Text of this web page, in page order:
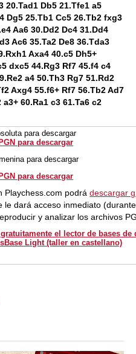
20.Tad1 Db5 21.Tfe1 a5
Dg5 25.Tb1 Cc5 26.Tb2 fxg3
Aa6 30.Dd2 Dc4 31.Dd4
Ac6 35.Ta2 De8 36.Tda3
Axa4 40.c5 Dh5+
dxc5 44.Rg3 Rf7 45.f4 c4
a4 50.Th3 Rg7 51.Rd2
Axg4 55.f6+ Rf7 56.Tb2 Ad7
60.Ra1 c3 61.Ta6 c2
para descargar
para descargar
para descargar
para descargar
Playchess.com podrádescargar
le dará acceso inmediato
y analizar los archivos
el lector de bases de
Light (taller en castellano)